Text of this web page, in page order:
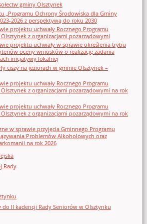
gminy Olsztynek
„Programu Ochrony Środowiska dla Gminy
2026 z perspektywą do roku 2030
projektu uchwały Rocznego Programu
z organizacjami pozarządowymi
projektu uchwały w sprawie określenia trybu
oceny wniosków o realizację zadania
inicjatywy lokalnej
ciszy na jeziorach w gminie Olsztynek –
projektu uchwały Rocznego Programu
Olsztynek z organizacjami pozarządowymi na rok
projektu uchwały Rocznego Programu
Olsztynek z organizacjami pozarządowymi na rok
w sprawie przyjęcia Gminnego Programu
Problemów Alkoholowych oraz
na rok 2026
Rady
II kadencji Rady Seniorów w Olsztynku